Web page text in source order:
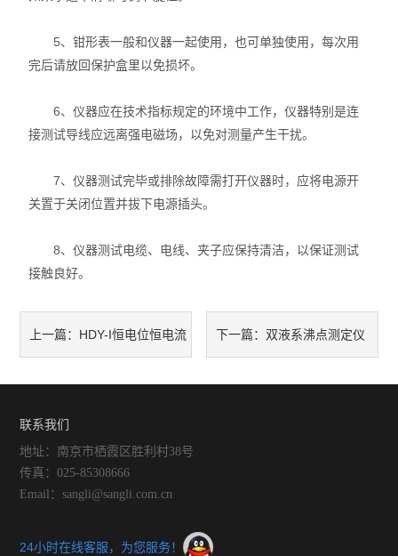
5、钳形表一般和仪器一起使用，也可单独使用，每次用
完后请放回保护盒里以免损坏。
6、仪器应在技术指标规定的环境中工作，仪器特别是连
接测试导线应远离强电磁场，以免对测量产生干扰。
7、仪器测试完毕或排除故障需打开仪器时，应将电源开
关置于关闭位置并拔下电源插头。
8、仪器测试电缆、电线、夹子应保持清洁，以保证测试
接触良好。
上一篇： HDY-I恒电位恒电流
吧！
下一篇： 双液系沸点测定仪
联系我们
地址：南京市栖霞区胜利村38号
传真：025-85308666
Email：sangli@sangli.com.cn
24小时在线客服，为您服务！